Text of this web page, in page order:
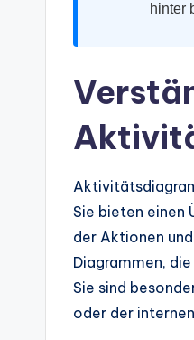
U
hinter
Sie bieten einen
der Aktionen
Diagrammen,
Sie sind
oder der